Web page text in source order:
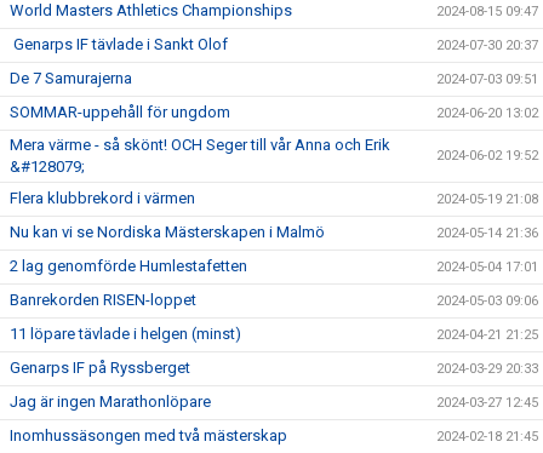
World Masters Athletics Championships 2024-08-15 09:47
Genarps IF tävlade i Sankt Olof 2024-07-30 20:37
De 7 Samurajerna 2024-07-03 09:51
SOMMAR-uppehåll för ungdom 2024-06-20 13:02
Mera värme - så skönt! OCH Seger till vår Anna och Erik
&#128079;
2024-06-02 19:52
Flera klubbrekord i värmen 2024-05-19 21:08
Nu kan vi se Nordiska Mästerskapen i Malmö 2024-05-14 21:36
2 lag genomförde Humlestafetten 2024-05-04 17:01
Banrekorden RISEN-loppet 2024-05-03 09:06
11 löpare tävlade i helgen (minst) 2024-04-21 21:25
Genarps IF på Ryssberget 2024-03-29 20:33
Jag är ingen Marathonlöpare 2024-03-27 12:45
Inomhussäsongen med två mästerskap 2024-02-18 21:45